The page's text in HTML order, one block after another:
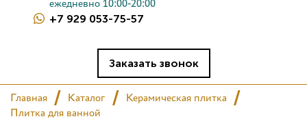
Керамическая плитка
Салон
ежедневно 10:00-20:00
+7 929 053-75-57
Заказать звонок
Главная Каталог
Керамическая плитка
Плитка для ванной